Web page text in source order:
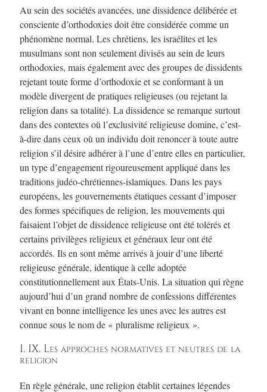
Au sein des sociétés avancées, une dissidence délibérée et
consciente d’orthodoxies doit être considérée comme un
phénomène normal. Les chrétiens, les israélites et les
musulmans sont non seulement divisés au sein de leurs
orthodoxies, mais également avec des groupes de dissidents
rejetant toute forme d’orthodoxie et se conformant à un
modèle divergent de pratiques religieuses (ou rejetant la
religion dans sa totalité). La dissidence se remarque surtout
dans des contextes où l’exclusivité religieuse domine, c’est-
à-dire dans ceux où un individu doit renoncer à toute autre
religion s’il désire adhérer à l’une d’entre elles en particulier,
un type d’engagement rigoureusement appliqué dans les
traditions judéo-chrétiennes-islamiques. Dans les pays
européens, les gouvernements étatiques cessant d’imposer
des formes spécifiques de religion, les mouvements qui
faisaient l’objet de dissidence religieuse ont été tolérés et
certains privilèges religieux et généraux leur ont été
accordés. Ils en sont même arrivés à jouir d’une liberté
religieuse générale, identique à celle adoptée
constitutionnellement aux États-Unis. La situation qui règne
aujourd’hui d’un grand nombre de confessions différentes
vivant en bonne intelligence les unes avec les autres est
connue sous le nom de « pluralisme religieux ».
I. IX. Les approches normatives et neutres de la
religion
En règle générale, une religion établit certaines légendes